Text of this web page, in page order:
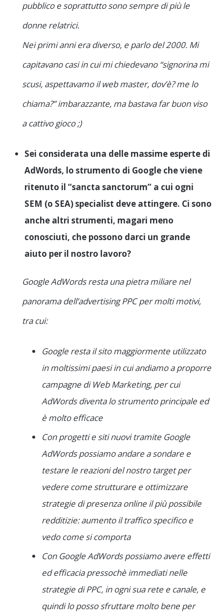
pubblico e soprattutto sono sempre di più le
donne relatrici.
Nei primi anni era diverso, e parlo del 2000. Mi
capitavano casi in cui mi chiedevano “signorina mi
scusi, aspettavamo il web master, dov’è? me lo
chiama?” imbarazzante, ma bastava far buon viso
a cattivo gioco ;)
Sei considerata una delle massime esperte di
AdWords, lo strumento di Google che viene
ritenuto il “sancta sanctorum” a cui ogni
SEM (o SEA) specialist deve attingere. Ci sono
anche altri strumenti, magari meno
conosciuti, che possono darci un grande
aiuto per il nostro lavoro?
Google AdWords resta una pietra miliare nel
panorama dell’advertising PPC per molti motivi,
tra cui:
Google resta il sito maggiormente utilizzato
in moltissimi paesi in cui andiamo a proporre
campagne di Web Marketing, per cui
AdWords diventa lo strumento principale ed
è molto efficace
Con progetti e siti nuovi tramite Google
AdWords possiamo andare a sondare e
testare le reazioni del nostro target per
vedere come strutturare e ottimizzare
strategie di presenza online il più possibile
redditizie: aumento il traffico specifico e
vedo come si comporta
Con Google AdWords possiamo avere effetti
ed efficacia pressochè immediati nelle
strategie di PPC, in ogni sua rete e canale, e
quindi lo posso sfruttare molto bene per